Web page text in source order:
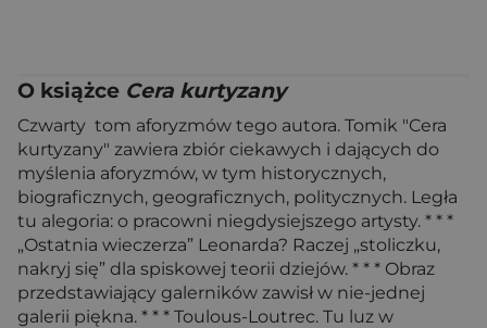
O książce Cera kurtyzany
Czwarty tom aforyzmów tego autora. Tomik "Cera
kurtyzany" zawiera zbiór ciekawych i dających do
myślenia aforyzmów, w tym historycznych,
biograficznych, geograficznych, politycznych. Legła
tu alegoria: o pracowni niegdysiejszego artysty. * * *
„Ostatnia wieczerza” Leonarda? Raczej „stoliczku,
nakryj się” dla spiskowej teorii dziejów. * * * Obraz
przedstawiający galerników zawisł w nie-jednej
galerii piękna. * * * Toulous-Loutrec. Tu luz w